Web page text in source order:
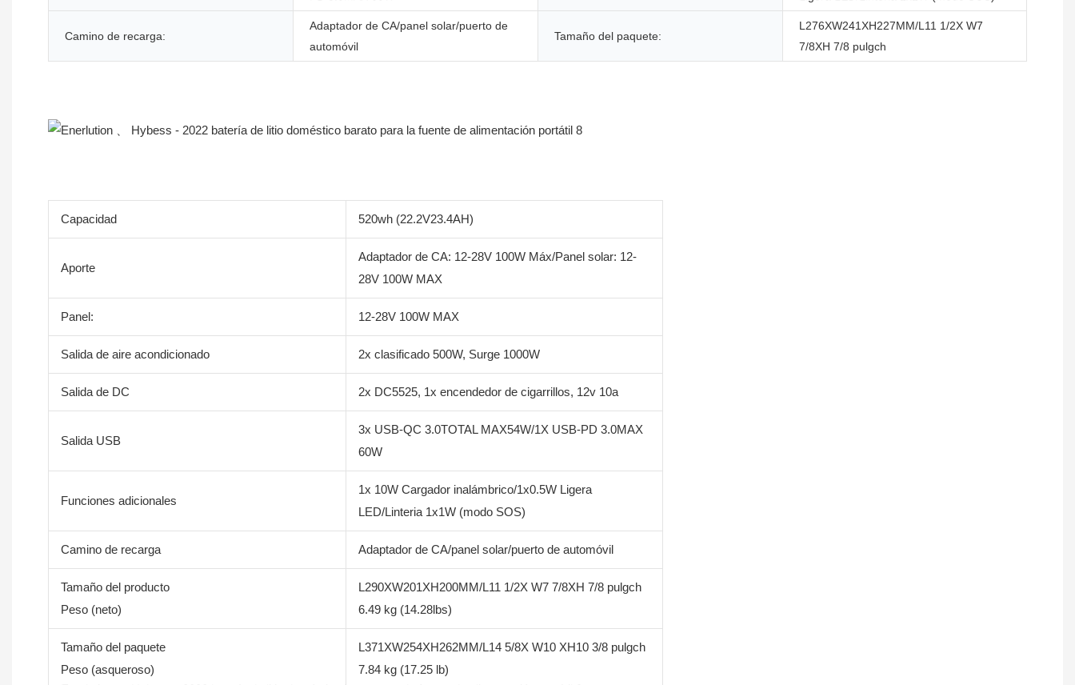
Camino de recarga:
Adaptador de CA/panel solar/puerto de
automóvil
Tamaño del paquete:
L276XW241XH227MM/L11 1/2X W7
7/8XH 7/8 pulgch
Capacidad 520wh (22.2V23.4AH)
Aporte
Adaptador de CA: 12-28V 100W Máx/Panel solar: 12-
28V 100W MAX
Panel: 12-28V 100W MAX
Salida de aire acondicionado 2x clasificado 500W, Surge 1000W
Salida de DC 2x DC5525, 1x encendedor de cigarrillos, 12v 10a
Salida USB
3x USB-QC 3.0TOTAL MAX54W/1X USB-PD 3.0MAX
60W
Funciones adicionales
1x 10W Cargador inalámbrico/1x0.5W Ligera
LED/Linteria 1x1W (modo SOS)
Camino de recarga Adaptador de CA/panel solar/puerto de automóvil
Tamaño del producto
Peso (neto)
L290XW201XH200MM/L11 1/2X W7 7/8XH 7/8 pulgch
6.49 kg (14.28lbs)
Tamaño del paquete
Peso (asqueroso)
L371XW254XH262MM/L14 5/8X W10 XH10 3/8 pulgch
7.84 kg (17.25 lb)